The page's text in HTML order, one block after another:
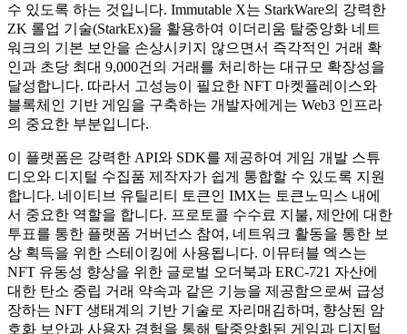
수 있도록 하는 것입니다. Immutable X는 StarkWare의 강력한
ZK 롤업 기술(StarkEx)을 활용하여 이더리움 탈중앙화 네트
워크의 기본 보안을 손상시키지 않으면서 즉각적인 거래 확
인과 초당 최대 9,000건의 거래를 처리하는 대규모 확장성을
달성합니다. 따라서 고성능이 필요한 NFT 마켓플레이스와
블록체인 기반 게임을 구축하는 개발자에게는 Web3 인프라
의 중요한 부분입니다.
이 플랫폼은 강력한 API와 SDK를 제공하여 게임 개발 스튜
디오와 디지털 수집품 제작자가 쉽게 통합할 수 있도록 지원
합니다. 네이티브 유틸리티 토큰인 IMX는 토큰노믹스 내에
서 중요한 역할을 합니다. 프로토콜 수수료 지불, 제안에 대한
투표를 통한 플랫폼 거버넌스 참여, 네트워크 활동을 통한 보
상 획득을 위한 스테이킹에 사용됩니다. 이뮤터블 엑스는
NFT 유동성 향상을 위한 글로벌 오더북과 ERC-721 자산에
대한 탄소 중립 거래 약속과 같은 기능을 제공함으로써 급성
장하는 NFT 생태계의 기반 기술로 자리매김하며, 향상된 암
호화 보안과 사용자 경험을 통해 탈중앙화된 게임과 디지털